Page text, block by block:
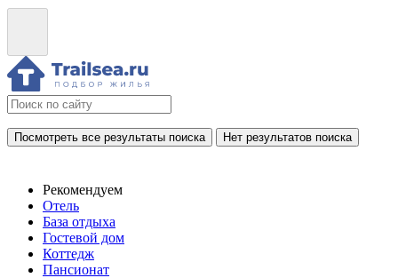
Посмотреть все результаты поиска Нет результатов поиска
Рекомендуем
Отель
База отдыха
Гостевой дом
Коттедж
Пансионат